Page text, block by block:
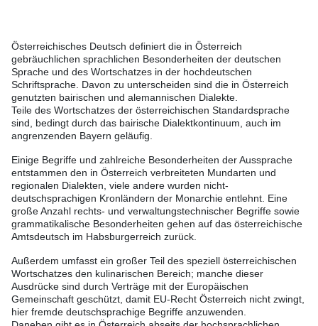
Österreichisches Deutsch definiert die in Österreich
gebräuchlichen sprachlichen Besonderheiten der deutschen
Sprache und des Wortschatzes in der hochdeutschen
Schriftsprache. Davon zu unterscheiden sind die in Österreich
genutzten bairischen und alemannischen Dialekte.
Teile des Wortschatzes der österreichischen Standardsprache
sind, bedingt durch das bairische Dialektkontinuum, auch im
angrenzenden Bayern geläufig.
Einige Begriffe und zahlreiche Besonderheiten der Aussprache
entstammen den in Österreich verbreiteten Mundarten und
regionalen Dialekten, viele andere wurden nicht-
deutschsprachigen Kronländern der Monarchie entlehnt. Eine
große Anzahl rechts- und verwaltungstechnischer Begriffe sowie
grammatikalische Besonderheiten gehen auf das österreichische
Amtsdeutsch im Habsburgerreich zurück.
Außerdem umfasst ein großer Teil des speziell österreichischen
Wortschatzes den kulinarischen Bereich; manche dieser
Ausdrücke sind durch Verträge mit der Europäischen
Gemeinschaft geschützt, damit EU-Recht Österreich nicht zwingt,
hier fremde deutschsprachige Begriffe anzuwenden.